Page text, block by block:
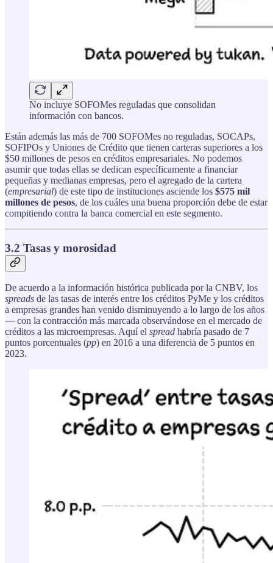
No incluye SOFOMes reguladas que consolidan
información con bancos.
Están además las más de 700 SOFOMes no reguladas, SOCAPs,
SOFIPOs y Uniones de Crédito que tienen carteras superiores a los
$50 millones de pesos en créditos empresariales. No podemos
asumir que todas ellas se dedican específicamente a financiar
pequeñas y medianas empresas, pero el agregado de la cartera
(empresarial) de este tipo de instituciones asciende los $575 mil
millones de pesos, de los cuáles una buena proporción debe de estar
compitiendo contra la banca comercial en este segmento.
3.2 Tasas y morosidad
De acuerdo a la información histórica publicada por la CNBV, los
spreads de las tasas de interés entre los créditos PyMe y los créditos
a empresas grandes han venido disminuyendo a lo largo de los años
— con la contracción más marcada observándose en el mercado de
créditos a las microempresas. Aquí el spread habría pasado de 7
puntos porcentuales (pp) en 2016 a una diferencia de 5 puntos en
2023.